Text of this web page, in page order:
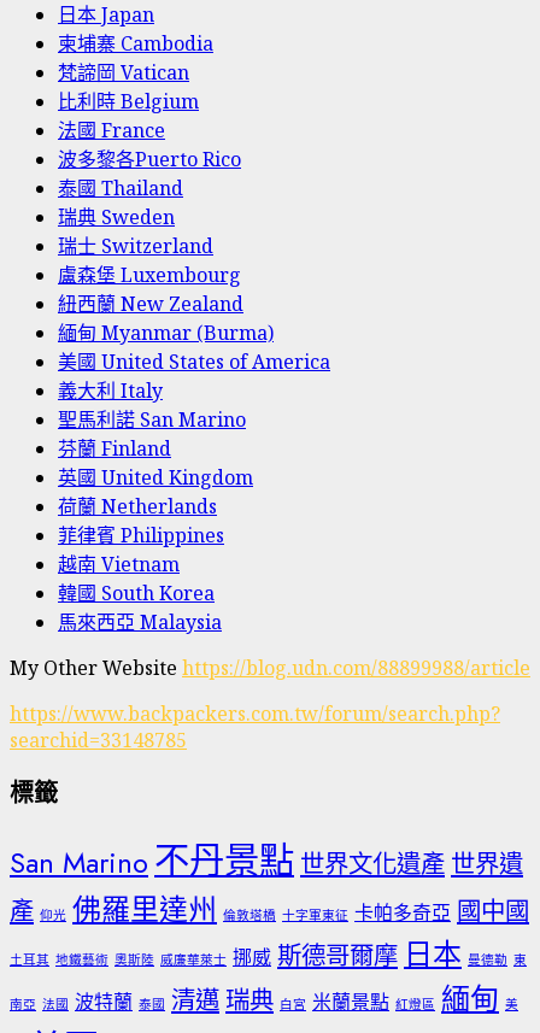
日本 Japan
柬埔寨 Cambodia
梵諦岡 Vatican
比利時 Belgium
法國 France
波多黎各Puerto Rico
泰國 Thailand
瑞典 Sweden
瑞士 Switzerland
盧森堡 Luxembourg
紐西蘭 New Zealand
緬甸 Myanmar (Burma)
美國 United States of America
義大利 Italy
聖馬利諾 San Marino
芬蘭 Finland
英國 United Kingdom
荷蘭 Netherlands
菲律賓 Philippines
越南 Vietnam
韓國 South Korea
馬來西亞 Malaysia
My Other Website https://blog.udn.com/88899988/article
https://www.backpackers.com.tw/forum/search.php?
searchid=33148785
標籤
San Marino 不丹景點 世界文化遺產 世界遺
產 仰光 佛羅里達州 倫敦塔橋 十字軍東征 卡帕多奇亞 國中國
土耳其 地鐵藝術 奧斯陸 威廉華萊士 挪威 斯德哥爾摩 日本 曼德勒 東
南亞 法國 波特蘭 泰國 清邁 瑞典 白宮 米蘭景點 紅燈區 緬甸 美